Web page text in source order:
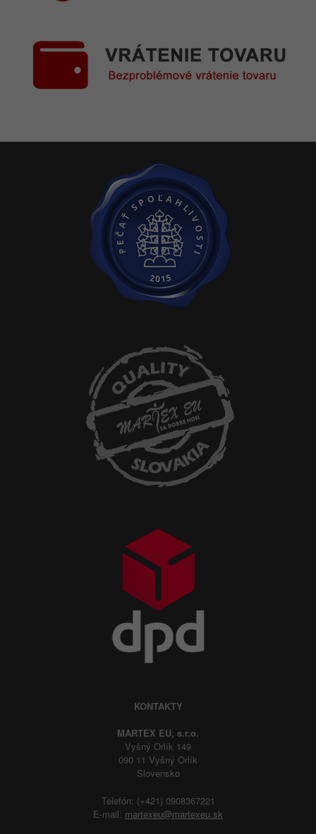
KONTAKTY
MARTEX EU, s.r.o.
Vyšný Orlík 149
090 11 Vyšný Orlík
Slovensko
Telefón: (+421) 0908367221
E-mail: martexeu@martexeu.sk